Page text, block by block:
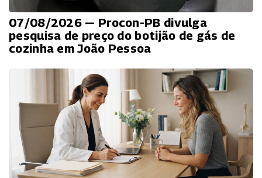
07/08/2026 — Procon-PB divulga
pesquisa de preço do botijão de gás de
cozinha em João Pessoa